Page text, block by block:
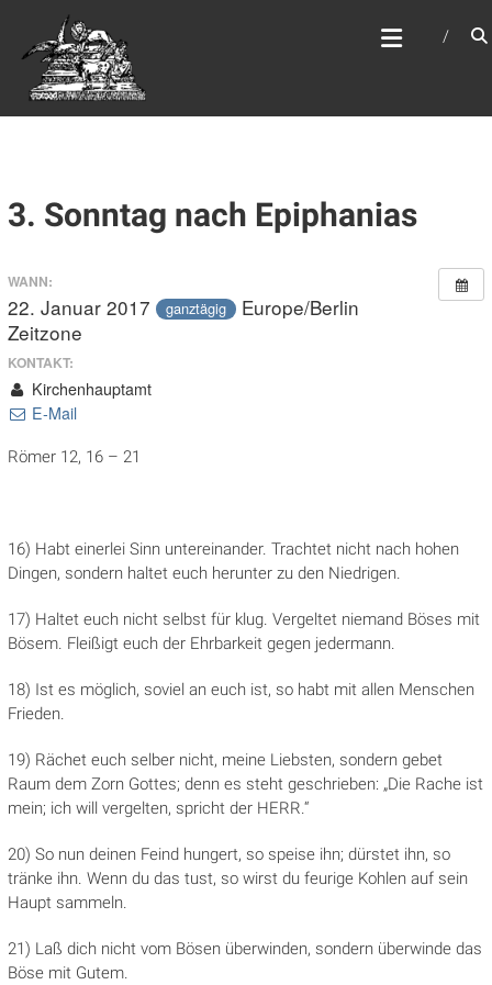
springen
WEBSITE DES
APOSTELAMTES JESU
CHRISTI KÖR
3. Sonntag nach Epiphanias
WANN:
22. Januar 2017 ganztägig
Europe/Berlin
Zeitzone
KONTAKT:
Kirchenhauptamt
E-Mail
Römer 12, 16 – 21
16) Habt einerlei Sinn untereinander. Trachtet nicht nach hohen
Dingen, sondern haltet euch herunter zu den Niedrigen.
17) Haltet euch nicht selbst für klug. Vergeltet niemand Böses mit
Bösem. Fleißigt euch der Ehrbarkeit gegen jedermann.
18) Ist es möglich, soviel an euch ist, so habt mit allen Menschen
Frieden.
19) Rächet euch selber nicht, meine Liebsten, sondern gebet
Raum dem Zorn Gottes; denn es steht geschrieben: „Die Rache ist
mein; ich will vergelten, spricht der HERR.“
20) So nun deinen Feind hungert, so speise ihn; dürstet ihn, so
tränke ihn. Wenn du das tust, so wirst du feurige Kohlen auf sein
Haupt sammeln.
21) Laß dich nicht vom Bösen überwinden, sondern überwinde das
Böse mit Gutem.